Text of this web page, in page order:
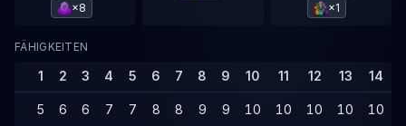
×8
×1
FÄHIGKEITEN
1 2 3 4 5 6 7 8 9 10 11 12 13 14
5 6 6 7 7 8 8 9 9 10 10 10 10 10